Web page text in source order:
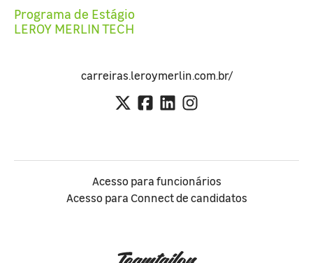
Programa de Estágio
LEROY MERLIN TECH
carreiras.leroymerlin.com.br/
Acesso para funcionários
Acesso para Connect de candidatos